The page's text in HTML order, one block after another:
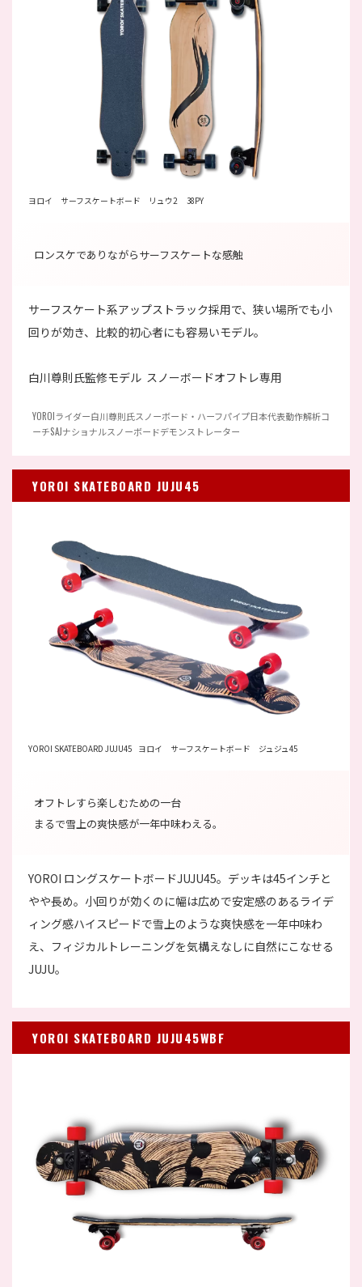
ヨロイ サーフスケートボード リュウ2 38PY
ロンスケでありながらサーフスケートな感触
サーフスケート系アップストラック採用で、狭い場所でも小
回りが効き、比較的初心者にも容易いモデル。
白川尊則氏監修モデル スノーボードオフトレ専用
YOROIライダー白川尊則氏スノーボード・ハーフパイプ日本代表動作解析コ
ーチSAJナショナルスノーボードデモンストレーター
YOROI SKATEBOARD JUJU45
YOROI SKATEBOARD JUJU45 ヨロイ サーフスケートボード ジュジュ45
オフトレすら楽しむための一台
まるで雪上の爽快感が一年中味わえる。
YOROI ロングスケートボードJUJU45。デッキは45インチと
やや長め。小回りが効くのに幅は広めで安定感のあるライデ
ィング感ハイスピードで雪上のような爽快感を一年中味わ
え、フィジカルトレーニングを気構えなしに自然にこなせる
JUJU。
YOROI SKATEBOARD JUJU45WBF